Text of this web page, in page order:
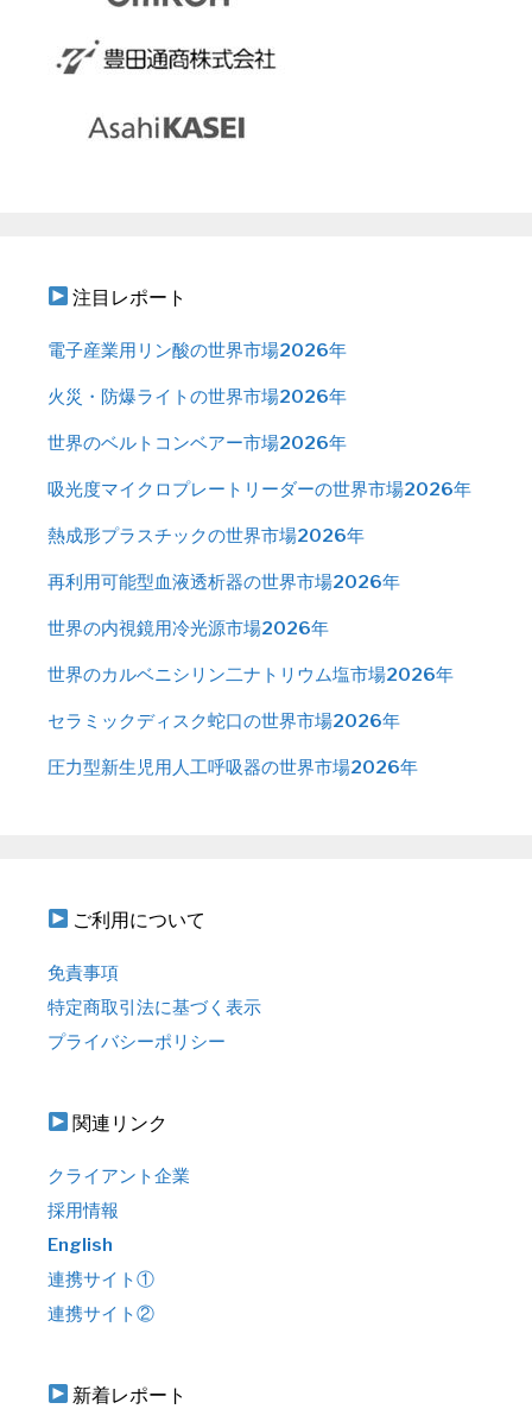
注目レポート
電子産業用リン酸の世界市場2026年
火災・防爆ライトの世界市場2026年
世界のベルトコンベアー市場2026年
吸光度マイクロプレートリーダーの世界市場2026年
熱成形プラスチックの世界市場2026年
再利用可能型血液透析器の世界市場2026年
世界の内視鏡用冷光源市場2026年
世界のカルベニシリン二ナトリウム塩市場2026年
セラミックディスク蛇口の世界市場2026年
圧力型新生児用人工呼吸器の世界市場2026年
ご利用について
免責事項
特定商取引法に基づく表示
プライバシーポリシー
関連リンク
クライアント企業
採用情報
English
連携サイト①
連携サイト②
新着レポート